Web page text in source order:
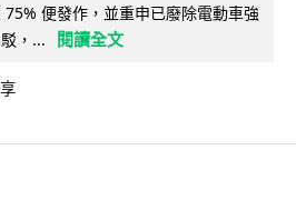
便發作，並重申已廢除電動車強
，...
閱讀全文